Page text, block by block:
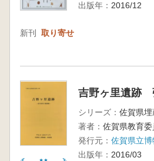
出版年： 2016/12
新刊 取り寄せ
吉野ヶ里遺跡
シリーズ：
著者： 佐賀県教育
発行元： 佐賀県立
出版年： 2016/03